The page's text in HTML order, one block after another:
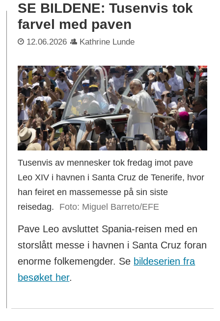
SE BILDENE: Tusenvis tok
farvel med paven
12.06.2026 Kathrine Lunde
Tusenvis av mennesker tok fredag imot pave
Leo XIV i havnen i Santa Cruz de Tenerife, hvor
han feiret en massemesse på sin siste
reisedag.
Miguel Barreto/EFE
Pave Leo avsluttet Spania-reisen med en
storslått messe i havnen i Santa Cruz foran
enorme folkemengder. Se bildeserien fra
besøket her.